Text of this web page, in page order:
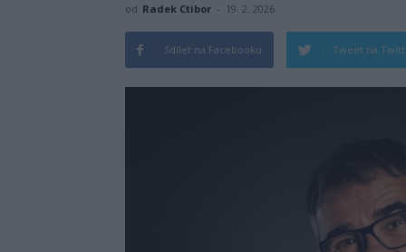
od Radek Ctibor - 19. 2. 2026
Sdílet na Facebooku Tweet na